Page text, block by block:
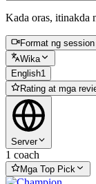
Kada oras, itinakda
Format ng session
Wika
English1
Rating at mga
Server
1 coach
Mga Top Pick